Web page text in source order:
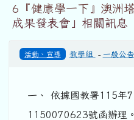
6『健康學一下』澳洲
成果發表會」相關訊息
活動、宣導 教學組 - 一般公告
一、 依據國教署115年
1150070623號函辦理